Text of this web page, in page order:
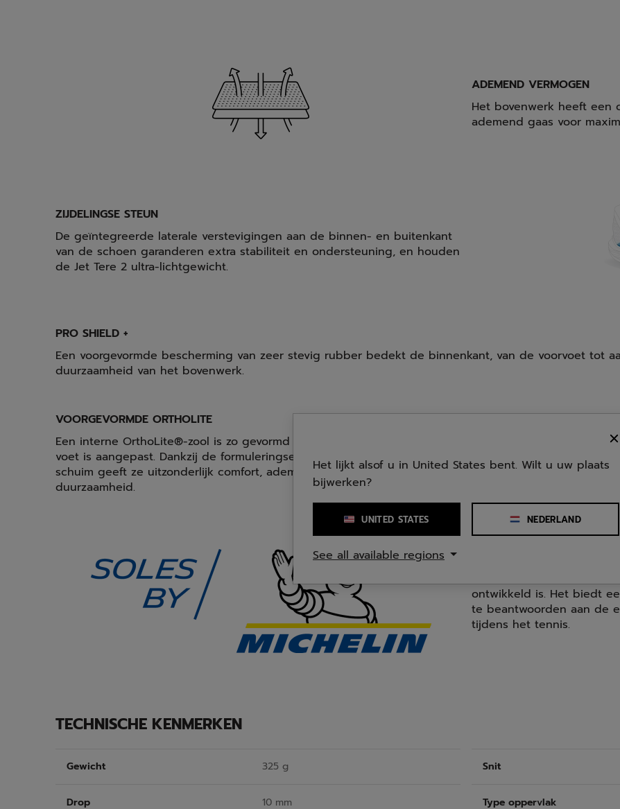
ADEMEND VERMOGEN
Het bovenwerk heeft een
ademend gaas voor
ZIJDELINGSE STEUN
De geïntegreerde laterale verstevigingen aan de binnen- en buitenkant
van de schoen garanderen extra stabiliteit en ondersteuning, en houden
de Jet Tere 2 ultra-lichtgewicht.
PRO SHIELD +
Een voorgevormde bescherming van zeer stevig rubber bedekt de binnenkant, van de voorvoet tot
duurzaamheid van het bovenwerk.
VOORGEVORMDE ORTHOLITE
Een interne OrthoLite®-zool is zo gevormd dat hij aan de vorm van de
voet is aangepast. Dankzij de formuleringseigenschappen van het
schuim geeft ze uitzonderlijk comfort, ademend vermogen en
duurzaamheid.
Het Michelin Premium
ontwikkeld is. Het biedt
te beantwoorden aan de
tijdens het tennis.
TECHNISCHE KENMERKEN
Gewicht 325 g Snit
Drop 10 mm Type oppervlak
Het lijkt alsof u in United States bent. Wilt u uw plaats
bijwerken?
UNITED STATES NEDERLAND
See all available regions